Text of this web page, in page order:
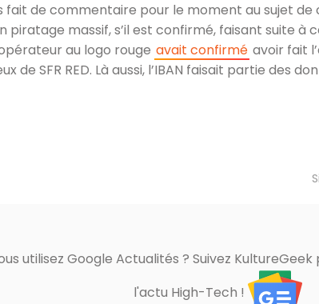
fait de commentaire pour le moment au sujet de
piratage massif, s’il est confirmé, faisant suite à
au logo rouge avait confirmé avoir fait
de SFR RED. Là aussi, l’IBAN faisait partie des
utilisez Google Actualités ? Suivez
l'actu High-Tech !